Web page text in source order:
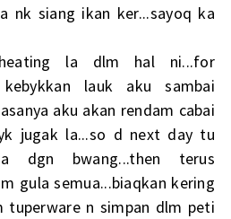
nk siang ikan ker...sayoq ka
la dlm hal ni...for
kebykkan lauk aku sambai
aku akan rendam cabai
jugak la...so d next day tu
dgn bwang...then terus
gula semua...biaqkan kering
tuperware n simpan dlm peti